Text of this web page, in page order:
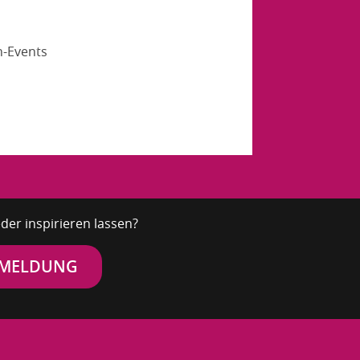
Events
inspirieren lassen?